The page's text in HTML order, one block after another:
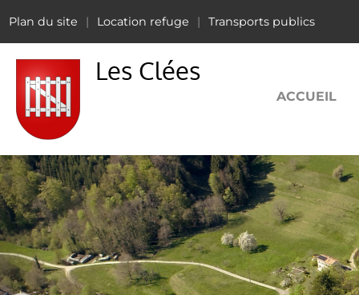
Plan du site Location refuge Transports publics
Les Clées
ACCUEIL